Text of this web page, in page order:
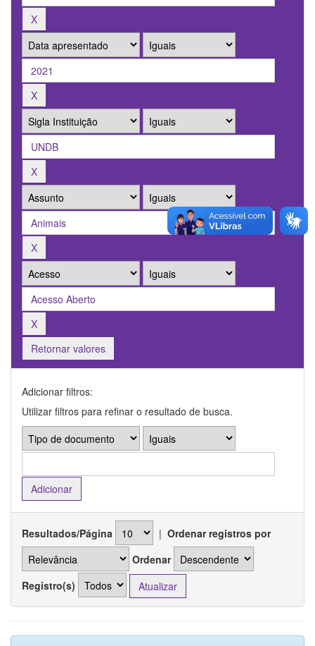
Retornar valores
Adicionar filtros:
Utilizar filtros para refinar o resultado de busca.
Resultados/Página | Ordenar registros por
Ordenar
Registro(s)